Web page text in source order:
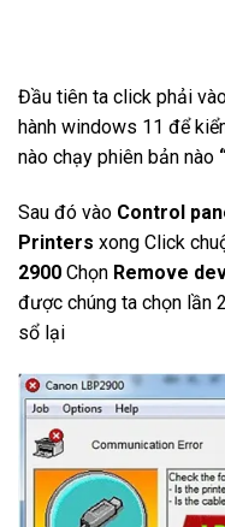
Đầu tiên ta click phải
hành windows 11 để
nào chạy phiên bản nào
Sau đó vào Control
Printers xong Click
2900 Chọn Remove
được chúng ta chọn lần
sổ lại